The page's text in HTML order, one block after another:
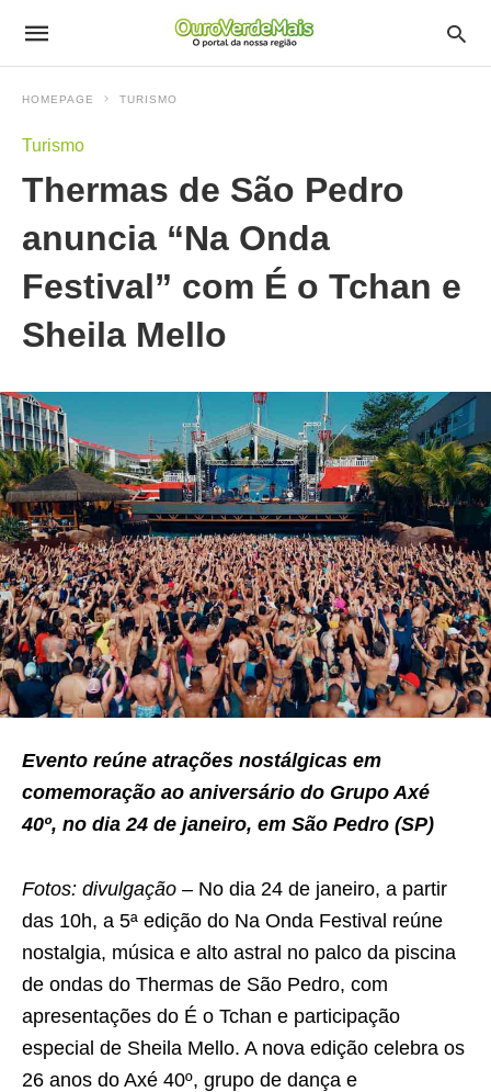
HOMEPAGE TURISMO
Turismo
Thermas de São Pedro
anuncia “Na Onda
Festival” com É o Tchan e
Sheila Mello
Evento reúne atrações nostálgicas em
comemoração ao aniversário do Grupo Axé
40º, no dia 24 de janeiro, em São Pedro (SP)
Fotos: divulgação – No dia 24 de janeiro, a partir
das 10h, a 5ª edição do Na Onda Festival reúne
nostalgia, música e alto astral no palco da piscina
de ondas do Thermas de São Pedro, com
apresentações do É o Tchan e participação
especial de Sheila Mello. A nova edição celebra os
26 anos do Axé 40º, grupo de dança e